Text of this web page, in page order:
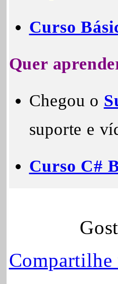
Curso
Quer
Chegou o
suporte e
Curso C#